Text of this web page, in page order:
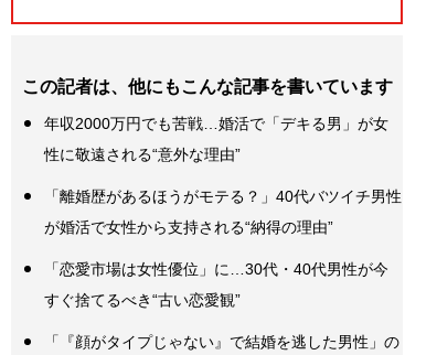
この記者は、他にもこんな記事を書いています
年収2000万円でも苦戦…婚活で「デキる男」が女
性に敬遠される“意外な理由”
「離婚歴があるほうがモテる？」40代バツイチ男性
が婚活で女性から支持される“納得の理由”
「恋愛市場は女性優位」に…30代・40代男性が今
すぐ捨てるべき“古い恋愛観”
「『顔がタイプじゃない』で結婚を逃した男性」の